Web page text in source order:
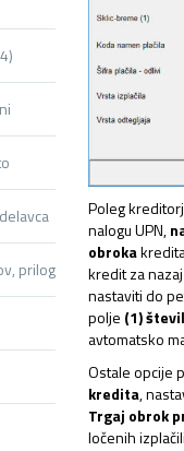
prilog, opomb,…
Poleg
nalogu UPN,
obroka
kredit za
nastaviti do
polje (1)
avtomatsko
Ostale opcije
kredita,
Trgaj obrok
ločenih